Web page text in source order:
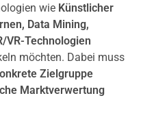
wie Künstlicher
Data Mining,
VR-Technologien
möchten. Dabei muss
Zielgruppe
Marktverwertung